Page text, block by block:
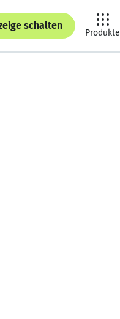
schalten
Produkte